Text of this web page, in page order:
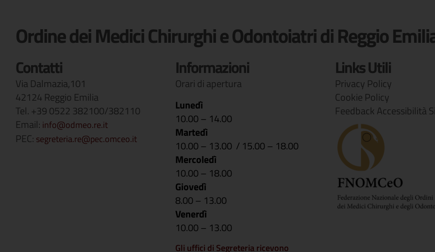
Ordine dei Medici Chirurghi e Odontoiatri di Reggio
Contatti
Via Dalmazia,101
42124 Reggio Emilia
Tel. +39 0522 382100/382110
Email: info@odmeo.re.it
PEC: segreteria.re@pec.omceo.it
Informazioni
Orari di apertura
Lunedì
10.00 – 14.00
Martedì
10.00 – 13.00 / 15.00 – 18.00
Mercoledì
10.00 – 18.00
Giovedì
8.00 – 13.00
Venerdì
10.00 – 13.00
Gli uffici di Segreteria ricevono
Links Utili
Privacy Policy
Cookie Policy
Feedback Accessibilità